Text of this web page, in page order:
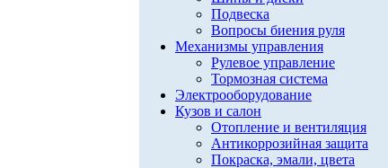
Подвеска
Вопросы биения руля
Механизмы управления
Рулевое управление
Тормозная система
Электрооборудование
Кузов и салон
Отопление и вентиляция
Антикоррозийная защита
Покраска, эмали, цвета